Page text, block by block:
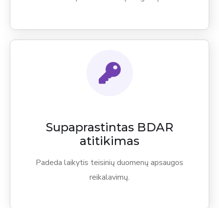
Supaprastintas BDAR
atitikimas
Padeda laikytis teisinių duomenų apsaugos
reikalavimų.